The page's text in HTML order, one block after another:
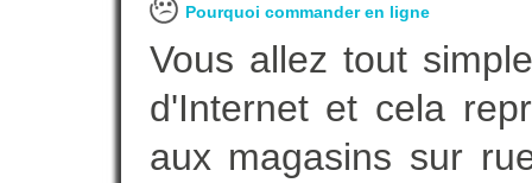
Pourquoi commander en ligne
Vous allez tout
d'Internet et cela
aux magasins sur